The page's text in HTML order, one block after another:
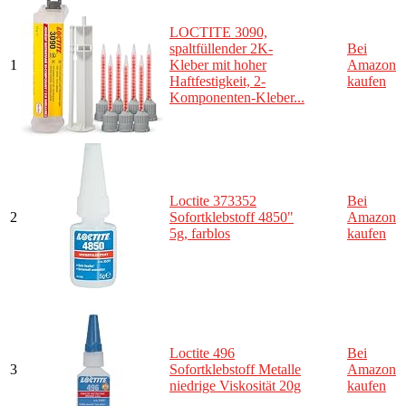
1
LOCTITE 3090,
spaltfüllender 2K-
Kleber mit hoher
Haftfestigkeit, 2-
Komponenten-Kleber...
Bei
Amazon
kaufen
2
Loctite 373352
Sofortklebstoff 4850"
5g, farblos
Bei
Amazon
kaufen
3
Loctite 496
Sofortklebstoff Metalle
niedrige Viskosität 20g
Bei
Amazon
kaufen